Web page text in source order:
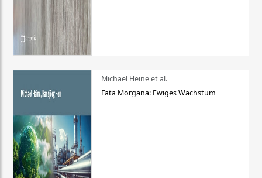
Michael Heine et al.
Fata Morgana: Ewiges Wachstum